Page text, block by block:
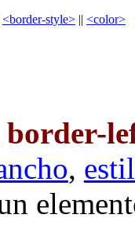
<border-style> || <color>
border-
,